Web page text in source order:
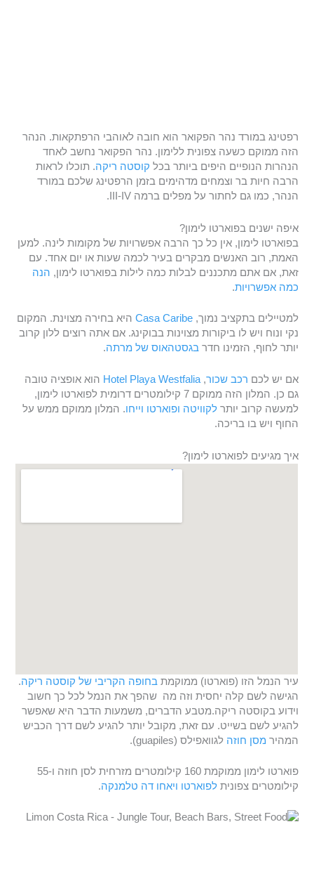
רפטינג במורד נהר הפקואר הוא חובה לאוהבי הרפתקאות. הנהר
הזה ממוקם כשעה צפונית ללימון. נהר הפקואר נחשב לאחד
הנהרות הנופיים היפים ביותר בכל קוסטה ריקה. תוכלו לראות
הרבה חיות בר וצמחים מדהימים בזמן הרפטינג שלכם במורד
הנהר, כמו גם לחתור על מפלים ברמה III-IV.
איפה ישנים בפוארטו לימון?
בפוארטו לימון, אין כל כך הרבה אפשרויות של מקומות לינה. למען
האמת, רוב האנשים מבקרים בעיר לכמה שעות או יום אחד. עם
זאת, אם אתם מתכננים לבלות כמה לילות בפוארטו לימון, הנה
כמה אפשרויות.
למטיילים בתקציב נמוך,Casa Caribe היא בחירה מצוינת. המקום
נקי ונוח ויש לו ביקורות מצוינות בבוקינג. אם אתה רוצים ללון קרוב
יותר לחוף, הזמינו חדרבגסטהאוס של מרתה.
אם יש לכם רכב שכור,
Hotel Playa Westfalia הוא אופציה טובה
גם כן. המלון הזה ממוקם 7 קילומטרים דרומית לפוארטו לימון,
למעשה קרוב יותרלקוויטה ופוארטו וייחו. המלון ממוקם ממש על
החוף ויש בו בריכה.
איך מגיעים לפוארטו לימון?
עיר הנמל הזו (פוארטו) ממוקמת בחופה הקריבי של קוסטה ריקה.
הגישה לשם קלה יחסית וזה מה שהפך את הנמל לכל כך חשוב
וידוע בקוסטה ריקה.מטבע הדברים, משמעות הדבר היא שאפשר
להגיע לשם בשייט. עם זאת, מקובל יותר להגיע לשם דרך הכביש
המהיר מסן חוזה לגוואפילס (guapiles).
פוארטו לימון ממוקמת 160 קילומטרים מזרחית לסן חוזה ו-55
קילומטרים צפוניתלפוארטו ויאחו דה טלמנקה.